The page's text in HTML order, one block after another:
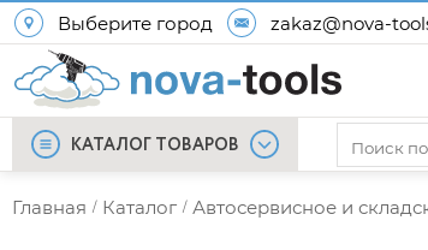
Выберите город zakaz@nova-
КАТАЛОГ ТОВАРОВ
Главная / Каталог / Автосервисное и